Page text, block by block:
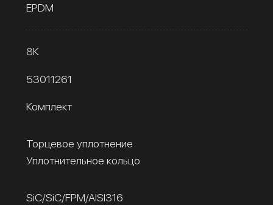
EPDM
8К
53011261
Комплект
Торцевое уплотнение
Уплотнительное кольцо
SiC/SiC/FPM/AISI316